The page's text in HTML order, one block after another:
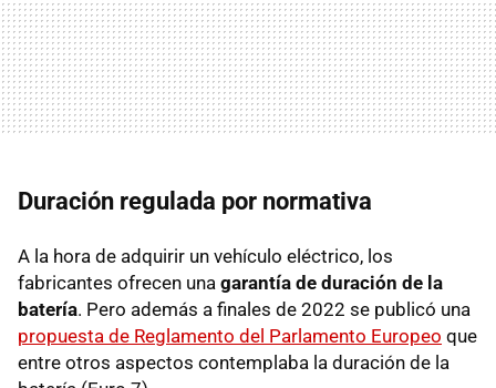
Duración regulada por normativa
A la hora de adquirir un vehículo eléctrico, los
fabricantes ofrecen una garantía de duración de la
batería. Pero además a finales de 2022 se publicó una
propuesta de Reglamento del Parlamento Europeo que
entre otros aspectos contemplaba la duración de la